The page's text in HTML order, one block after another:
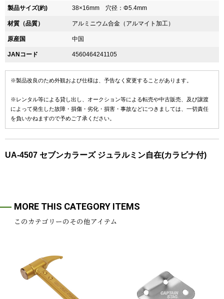
製品サイズ(約) 38×16mm 穴径：Φ5.4mm
材質（品質） アルミニウム合金（アルマイト加工）
原産国 中国
JANコード 4560464241105
※製品改良のため外観および仕様は、予告なく変更することがあります。
※レンタル等による貸し出し、オークション等による転売や中古販売、及び譲渡
によって発生した故障・損傷・劣化・損害・事故などにつきましては、一切責任
を負いかねますので予めご了承ください。
UA-4507 セブンカラーズ ジュラルミン自在(カラビナ付)
MORE THIS CATEGORY ITEMS
このカテゴリーのその他アイテム